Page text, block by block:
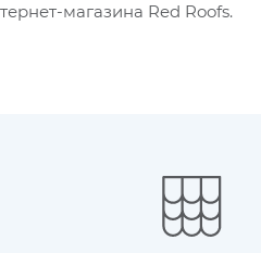
магазина Red Roofs.